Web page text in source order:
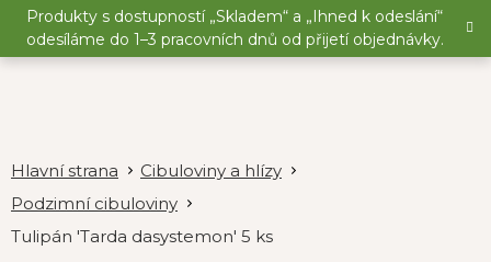
Přejít
obsah
Produkty s dostupností „Skladem“ a „Ihned k odeslání“
odesíláme do 1–3 pracovních dnů od přijetí objednávky.
Cibuloviny a hlízy
Podzimní cibuloviny
Tulipán 'Tarda dasystemon' 5 ks